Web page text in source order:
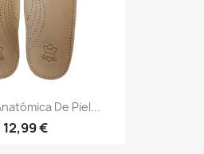
De Piel...
12,99 €